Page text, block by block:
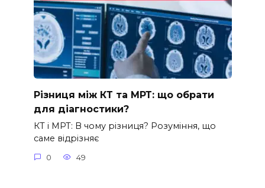
Різниця між КТ та МРТ: що обрати
для діагностики?
КТ і МРТ: В чому різниця? Розуміння, що
саме відрізняє
0 49